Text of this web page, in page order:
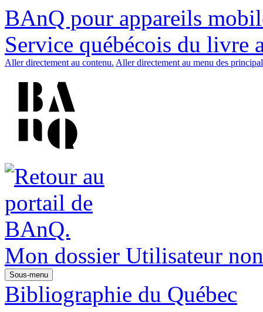
BAnQ pour appareils
Service québécois du livre
Aller directement au contenu. Aller directement au menu des
Mon dossier Utilisateur
Sous-menu
Bibliographie du Québec